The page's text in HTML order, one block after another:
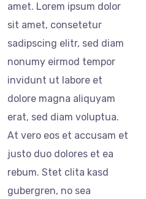
amet. Lorem ipsum dolor
sit amet, consetetur
sadipscing elitr, sed diam
nonumy eirmod tempor
invidunt ut labore et
dolore magna aliquyam
erat, sed diam voluptua.
At vero eos et accusam et
justo duo dolores et ea
rebum. Stet clita kasd
gubergren, no sea